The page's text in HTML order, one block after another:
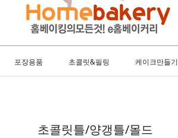
8월 택배 배송 안내
포장용품 초콜릿&필링 케이크만들기
초콜릿틀/양갱틀/몰드